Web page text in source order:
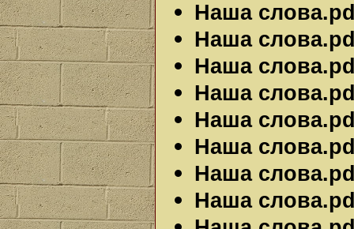
Наша
Наша
Наша
Наша
Наша
Наша
Наша
Наша